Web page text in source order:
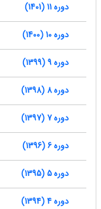
دوره 11 (1401)
دوره 10 (1400)
دوره 9 (1399)
دوره 8 (1398)
دوره 7 (1397)
دوره 6 (1396)
دوره 5 (1395)
دوره 4 (1394)